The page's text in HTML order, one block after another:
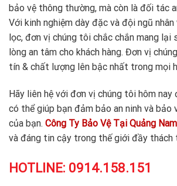
bảo vệ thông thường, mà còn là đối tác
Với kinh nghiệm dày đặc và đội ngũ
lọc, đơn vị chúng tôi chắc chắn mang lại
lòng an tâm cho khách hàng. Đơn vị
tín & chất lượng lên bậc nhất trong mọi
Hãy liên hệ với đơn vị chúng tôi hôm
có thể giúp bạn đảm bảo an ninh và bảo
của bạn. Công Ty Bảo Vệ Tại Quảng Nam
và đáng tin cậy trong thế giới đầy thách
HOTLINE: 0914.158.151